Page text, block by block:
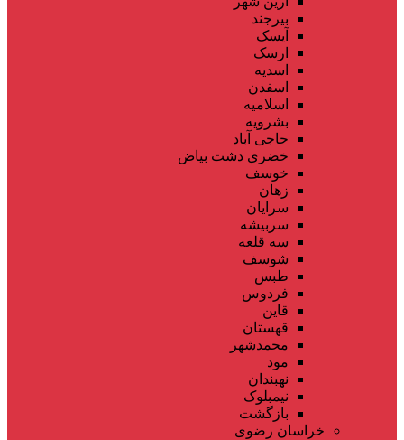
بیرجند
آیسک
ارسک
اسدیه
اسفدن
اسلامیه
بشرویه
حاجی آباد
خضری دشت بیاض
خوسف
زهان
سرایان
سربیشه
سه قلعه
شوسف
طبس
فردوس
قاین
قهستان
محمدشهر
مود
نهبندان
نیمبلوک
بازگشت
خراسان رضوی